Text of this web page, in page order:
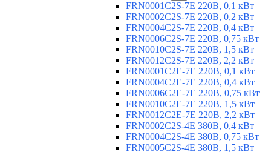
FRN0001C2S-7E 220В, 0,1 кВт
FRN0002C2S-7E 220В, 0,2 кВт
FRN0004C2S-7E 220В, 0,4 кВт
FRN0006C2S-7E 220В, 0,75 кВт
FRN0010C2S-7E 220В, 1,5 кВт
FRN0012C2S-7E 220В, 2,2 кВт
FRN0001C2E-7E 220В, 0,1 кВт
FRN0004C2E-7E 220В, 0,4 кВт
FRN0006C2E-7E 220В, 0,75 кВт
FRN0010C2E-7E 220В, 1,5 кВт
FRN0012C2E-7E 220В, 2,2 кВт
FRN0002C2S-4E 380В, 0,4 кВт
FRN0004C2S-4E 380В, 0,75 кВт
FRN0005C2S-4E 380В, 1,5 кВт